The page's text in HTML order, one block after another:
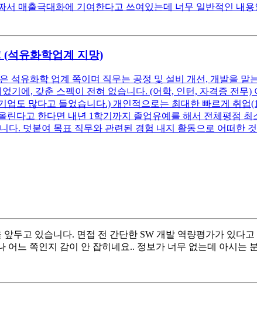
매출극대화에 기여한다고 쓰여있는데 너무 일반적인 내
석유화학업계 지망)
석유화학 업계 쪽이며 직무는 공정 및 설비 개선, 개발을
기에, 갖춘 스펙이 전혀 없습니다. (어학, 인턴, 자격증 전무
도 많다고 들었습니다.) 개인적으로는 최대한 빠르게 취
다고 한다면 내년 1학기까지 졸업유예를 해서 전체평점
다. 덧붙여 목표 직무와 관련된 경험 내지 활동으로 어떠한
두고 있습니다. 면접 전 간단한 SW 개발 역량평가가 있다
어느 쪽인지 감이 안 잡히네요.. 정보가 너무 없는데 아시는